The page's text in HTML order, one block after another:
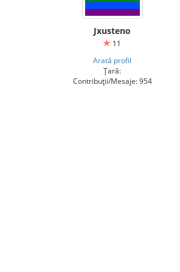
Jxusteno
11
Arată profil
Țară:
Contribuții/Mesaje: 954